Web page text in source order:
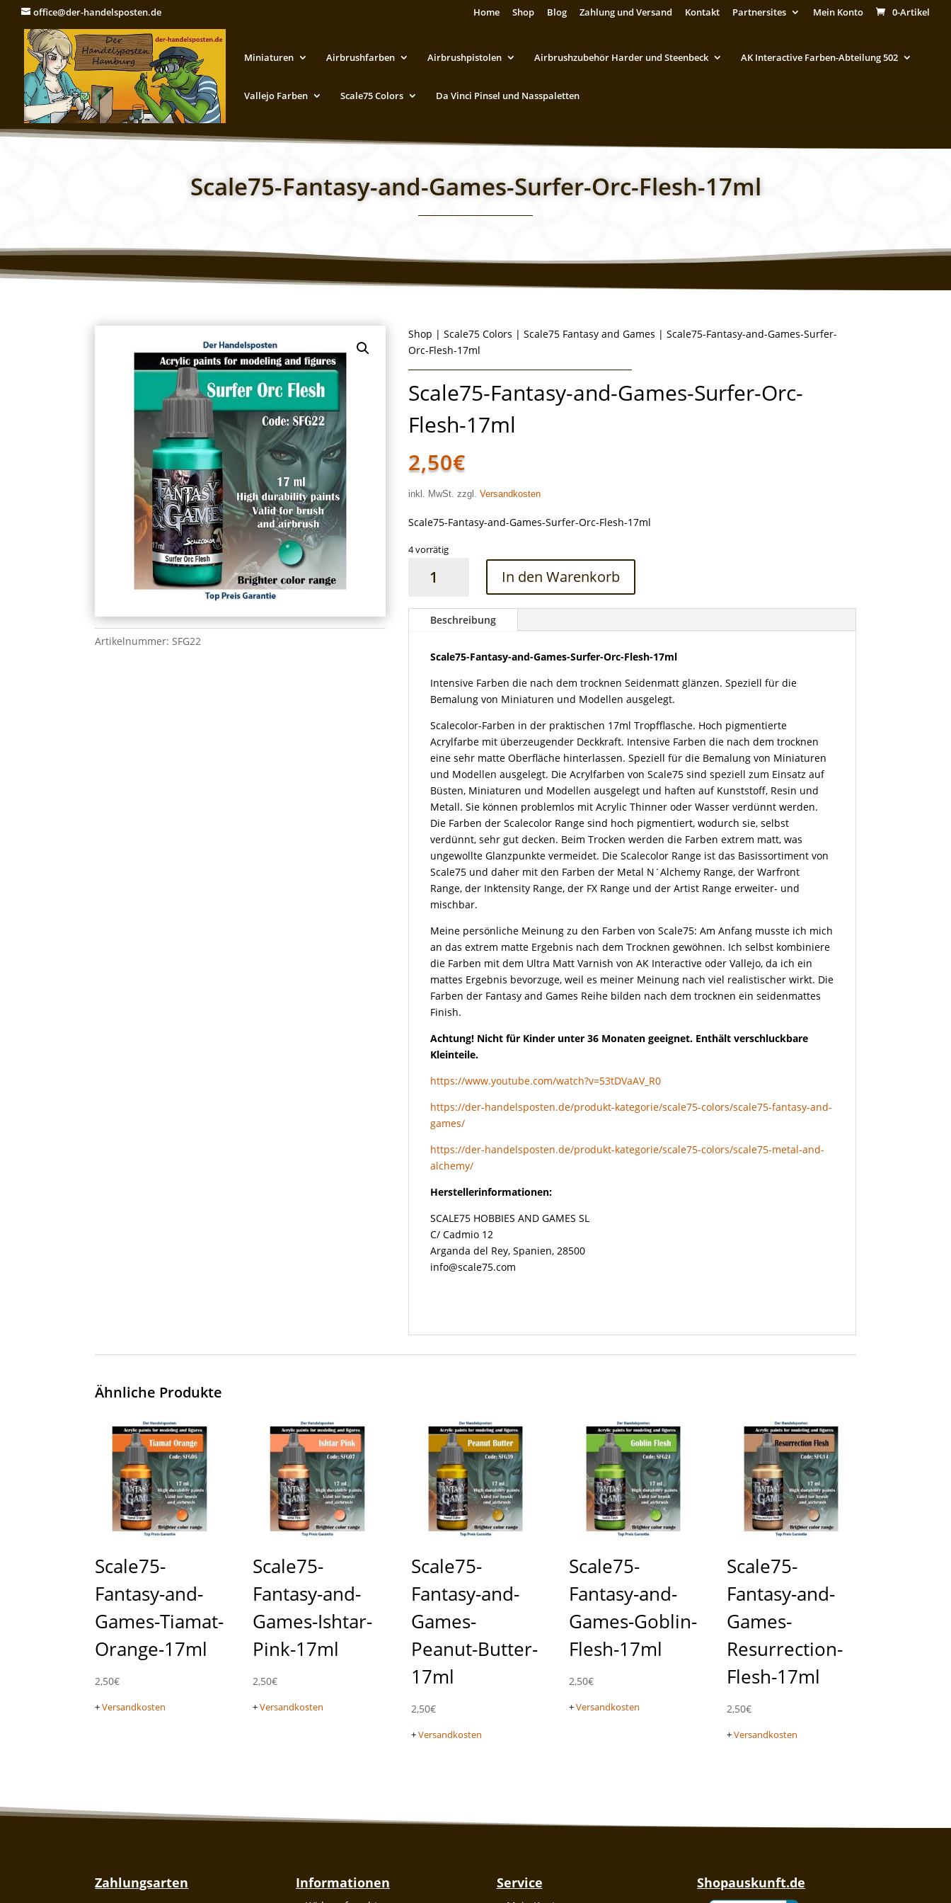
office@der-handelsposten.de Home Shop Blog Zahlung und Versand Kontakt Partnersites Mein Konto 0-Artikel
Miniaturen Airbrushfarben Airbrushpistolen Airbrushzubehör Harder und Steenbeck AK Interactive Farben-Abteilung 502
Vallejo Farben Scale75 Colors Da Vinci Pinsel und Nasspaletten
Scale75-Fantasy-and-Games-Surfer-Orc-Flesh-17ml
Artikelnummer:SFG22
Shop |Scale75 Colors |Scale75 Fantasy and Games | Scale75-Fantasy-and-Games-Surfer-
Orc-Flesh-17ml
Scale75-Fantasy-and-Games-Surfer-Orc-
Flesh-17ml
2,50€
inkl. MwSt. zzgl.Versandkosten
Scale75-Fantasy-and-Games-Surfer-Orc-Flesh-17ml
4 vorrätig
Fantasy-
Games-
Flesh-
17ml
Menge
In den Warenkorb
Beschreibung
Scale75-Fantasy-and-Games-Surfer-Orc-Flesh-17ml
Intensive Farben die nach dem trocknen Seidenmatt glänzen. Speziell für die
Bemalung von Miniaturen und Modellen ausgelegt.
Scalecolor-Farben in der praktischen 17ml Tropfflasche. Hoch pigmentierte
Acrylfarbe mit überzeugender Deckkraft. Intensive Farben die nach dem trocknen
eine sehr matte Oberfläche hinterlassen. Speziell für die Bemalung von Miniaturen
und Modellen ausgelegt. Die Acrylfarben von Scale75 sind speziell zum Einsatz auf
Büsten, Miniaturen und Modellen ausgelegt und haften auf Kunststoff, Resin und
Metall. Sie können problemlos mit Acrylic Thinner oder Wasser verdünnt werden.
Die Farben der Scalecolor Range sind hoch pigmentiert, wodurch sie, selbst
verdünnt, sehr gut decken. Beim Trocken werden die Farben extrem matt, was
ungewollte Glanzpunkte vermeidet. Die Scalecolor Range ist das Basissortiment von
Scale75 und daher mit den Farben der Metal N´Alchemy Range, der Warfront
Range, der Inktensity Range, der FX Range und der Artist Range erweiter- und
mischbar.
Meine persönliche Meinung zu den Farben von Scale75: Am Anfang musste ich mich
an das extrem matte Ergebnis nach dem Trocknen gewöhnen. Ich selbst kombiniere
die Farben mit dem Ultra Matt Varnish von AK Interactive oder Vallejo, da ich ein
mattes Ergebnis bevorzuge, weil es meiner Meinung nach viel realistischer wirkt. Die
Farben der Fantasy and Games Reihe bilden nach dem trocknen ein seidenmattes
Finish.
Achtung! Nicht für Kinder unter 36 Monaten geeignet. Enthält verschluckbare
Kleinteile.
https://www.youtube.com/watch?v=53tDVaAV_R0
https://der-handelsposten.de/produkt-kategorie/scale75-colors/scale75-fantasy-and-
games/
https://der-handelsposten.de/produkt-kategorie/scale75-colors/scale75-metal-and-
alchemy/
Herstellerinformationen:
SCALE75 HOBBIES AND GAMES SL
C/ Cadmio 12
Arganda del Rey, Spanien, 28500
info@scale75.com
Ähnliche Produkte
Scale75-
Fantasy-and-
Games-Tiamat-
Orange-17ml
2,50€
+Versandkosten
Scale75-
Fantasy-and-
Games-Ishtar-
Pink-17ml
2,50€
+Versandkosten
Scale75-
Fantasy-and-
Games-
Peanut-Butter-
17ml
2,50€
+Versandkosten
Scale75-
Fantasy-and-
Games-Goblin-
Flesh-17ml
2,50€
+Versandkosten
Scale75-
Fantasy-and-
Games-
Resurrection-
Flesh-17ml
2,50€
+Versandkosten
Zahlungsarten Informationen Service Shopauskunft.de